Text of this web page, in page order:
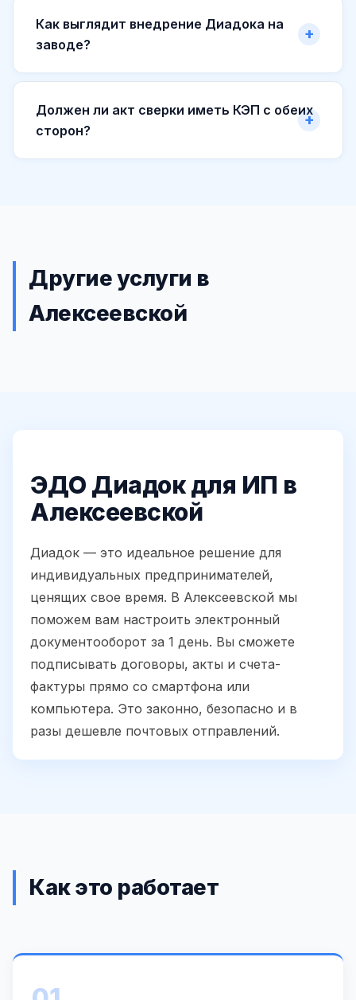
Как выглядит внедрение Диадока на
заводе?
Должен ли акт сверки иметь КЭП с обеих
сторон?
Другие услуги в
Алексеевской
ЭДО Диадок для ИП в
Алексеевской
Диадок — это идеальное решение для
индивидуальных предпринимателей,
ценящих свое время. В Алексеевской мы
поможем вам настроить электронный
документооборот за 1 день. Вы сможете
подписывать договоры, акты и счета-
фактуры прямо со смартфона или
компьютера. Это законно, безопасно и в
разы дешевле почтовых отправлений.
Как это работает